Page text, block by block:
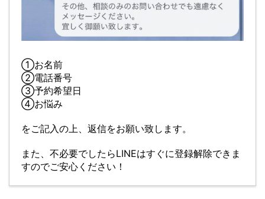
①お名前
②電話番号
③予約希望日
④お悩み
をご記入の上、返信をお願い致します。
また、不必要でしたらLINEはすぐに登録解除できま
すのでご安心ください！